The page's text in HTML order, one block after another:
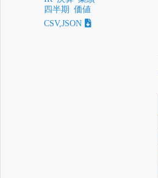
四半期 価値
CSV,JSON